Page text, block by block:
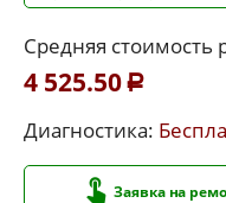
Средняя стоимость
4 525.50 Р
Диагностика:
Заявка на